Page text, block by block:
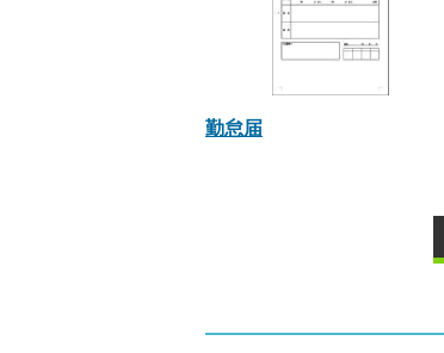
勤怠届